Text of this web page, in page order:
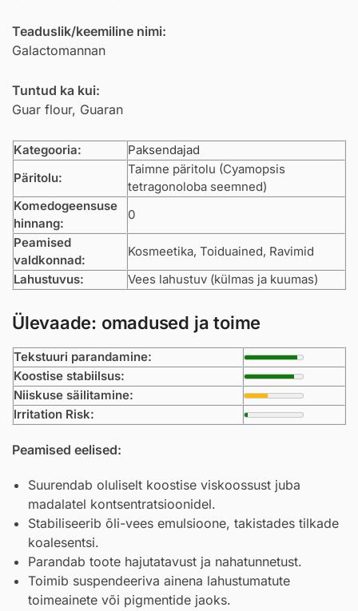
Teaduslik/keemiline nimi:
Galactomannan
Tuntud ka kui:
Guar flour, Guaran
Kategooria:
Paksendajad
Päritolu:
Taimne päritolu (Cyamopsis
tetragonoloba seemned)
Komedogeensuse
hinnang:
0
Peamised
valdkonnad:
Kosmeetika, Toiduained, Ravimid
Lahustuvus:
Vees lahustuv (külmas ja kuumas)
Ülevaade: omadused ja toime
Tekstuuri parandamine:
Koostise stabiilsus:
Niiskuse säilitamine:
Irritation Risk:
Peamised eelised:
Suurendab oluliselt koostise viskoossust juba
madalatel kontsentratsioonidel.
Stabiliseerib õli-vees emulsioone, takistades tilkade
koalesentsi.
Parandab toote hajutatavust ja nahatunnetust.
Toimib suspendeeriva ainena lahustumatute
toimeainete või pigmentide jaoks.